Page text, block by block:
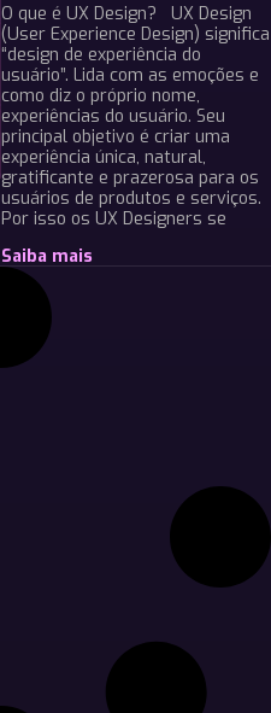
O que é UX Design? UX Design
(User Experience Design) significa
“design de experiência do
usuário”. Lida com as emoções e
como diz o próprio nome,
experiências do usuário. Seu
principal objetivo é criar uma
experiência única, natural,
gratificante e prazerosa para os
usuários de produtos e serviços.
Por isso os UX Designers se
Saiba mais